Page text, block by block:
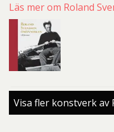
Läs mer om Roland
Visa fler konstverk av